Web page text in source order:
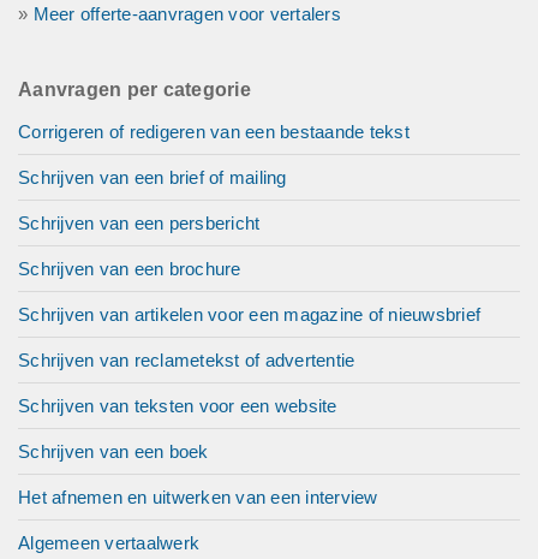
» Meer offerte-aanvragen voor vertalers
Aanvragen per categorie
Corrigeren of redigeren van een bestaande tekst
Schrijven van een brief of mailing
Schrijven van een persbericht
Schrijven van een brochure
Schrijven van artikelen voor een magazine of nieuwsbrief
Schrijven van reclametekst of advertentie
Schrijven van teksten voor een website
Schrijven van een boek
Het afnemen en uitwerken van een interview
Algemeen vertaalwerk